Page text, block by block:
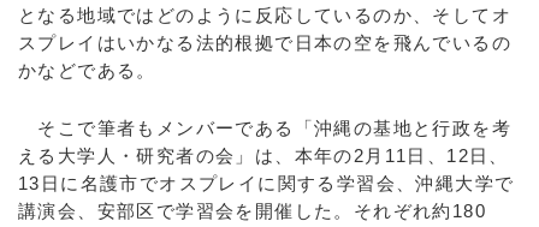
となる地域ではどのように反応しているのか、そしてオ
スプレイはいかなる法的根拠で日本の空を飛んでいるの
かなどである。
そこで筆者もメンバーである「沖縄の基地と行政を考
える大学人・研究者の会」は、本年の2月11日、12日、
13日に名護市でオスプレイに関する学習会、沖縄大学で
講演会、安部区で学習会を開催した。それぞれ約180